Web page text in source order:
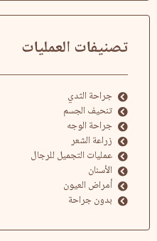
تصنيفات العمليات
جراحة الثدي
تنحيف الجسم
جراحة الوجه
زراعة الشعر
عمليات التجميل للرجال
الأسنان
أمراض العيون
بدون جراحة